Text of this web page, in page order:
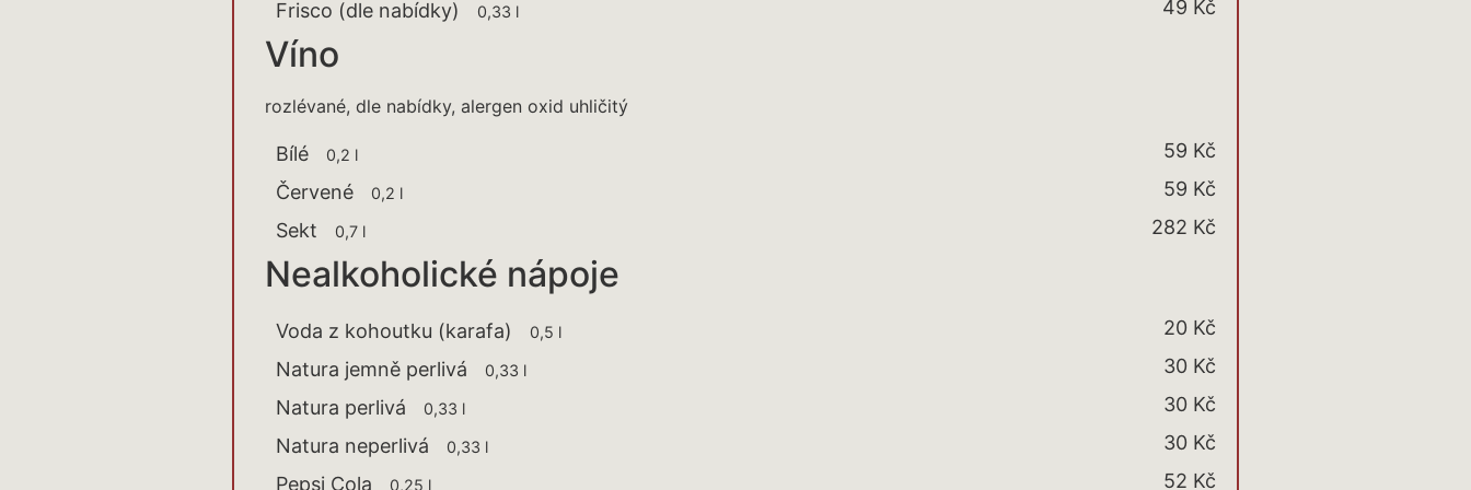
Frisco (dle nabídky) 0,33 l 49 Kč
Víno
rozlévané, dle nabídky, alergen oxid uhličitý
Bílé 0,2 l
59 Kč
Červené 0,2 l
59 Kč
Sekt 0,7 l 282 Kč
Nealkoholické nápoje
Voda z kohoutku (karafa) 0,5 l
20 Kč
Natura jemně perlivá 0,33 l
30 Kč
Natura perlivá 0,33 l
30 Kč
Natura neperlivá 0,33 l
30 Kč
Pepsi Cola 0,25 l
52 Kč